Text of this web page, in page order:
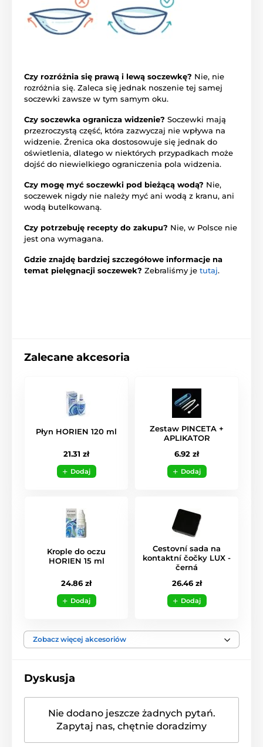
Czy rozróżnia się prawą i lewą soczewkę? Nie, nie
rozróżnia się. Zaleca się jednak noszenie tej samej
soczewki zawsze w tym samym oku.
Czy soczewka ogranicza widzenie? Soczewki mają
przezroczystą część, która zazwyczaj nie wpływa na
widzenie. Źrenica oka dostosowuje się jednak do
oświetlenia, dlatego w niektórych przypadkach może
dojść do niewielkiego ograniczenia pola widzenia.
Czy mogę myć soczewki pod bieżącą wodą? Nie,
soczewek nigdy nie należy myć ani wodą z kranu, ani
wodą butelkowaną.
Czy potrzebuję recepty do zakupu? Nie, w Polsce nie
jest ona wymagana.
Gdzie znajdę bardziej szczegółowe informacje na
temat pielęgnacji soczewek? Zebraliśmy je tutaj.
Zalecane akcesoria
Płyn HORIEN 120 ml
21.31 zł
Dodaj
Zestaw PINCETA +
APLIKATOR
6.92 zł
Dodaj
Krople do oczu
HORIEN 15 ml
24.86 zł
Dodaj
Cestovní sada na
kontaktní čočky LUX -
černá
26.46 zł
Dodaj
Zobacz więcej akcesoriów
Dyskusja
Nie dodano jeszcze żadnych pytań.
Zapytaj nas, chętnie doradzimy